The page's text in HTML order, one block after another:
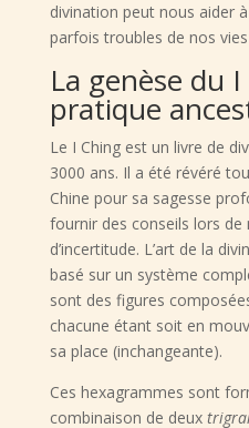
divination peut nous aider
parfois troubles de nos
La genèse du
pratique
Le I Ching est un livre de
3000 ans. Il a été révéré
Chine pour sa sagesse
fournir des conseils lors
d’incertitude. L’art de la
basé sur un système
sont des figures
chacune étant soit en
sa place (inchangeante).
Ces hexagrammes sont
combinaison de deux